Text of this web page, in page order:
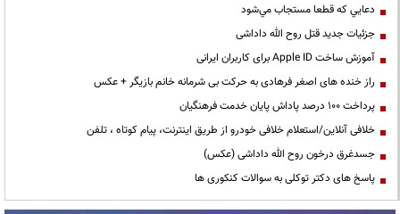
دعايي كه قطعا مستجاب مي‌شود
جزئیات جدید قتل روح الله داداشی
آموزش ساخت Apple ID برای کاربران ایرانی
راز خنده های اصغر فرهادی به حرکت بی شرمانه خانم بازیگر + عکس
پرداخت ۱۰۰ درصد پاداش پایان خدمت فرهنگیان
خلافی آنلاین/استعلام خلافی خودرو از طریق اینترنت، پیام کوتاه ، تلفن
جسدغرق درخون روح الله داداشی (عکس)
پاسخ های دکتر توکلی به سوالات کنکوری ها